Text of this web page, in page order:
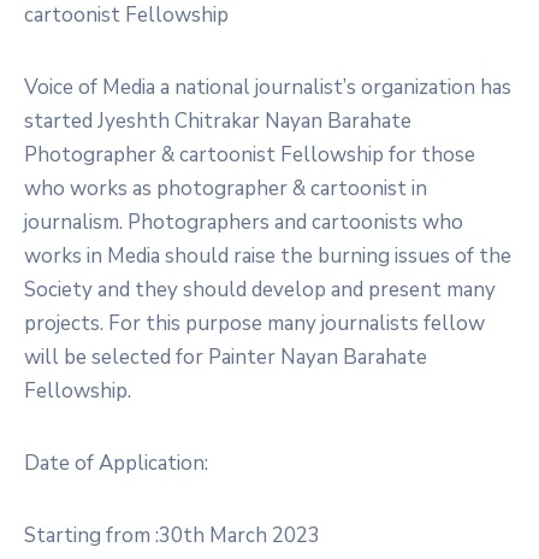
cartoonist Fellowship
Voice of Media a national journalist’s organization has
started Jyeshth Chitrakar Nayan Barahate
Photographer & cartoonist Fellowship for those
who works as photographer & cartoonist in
journalism. Photographers and cartoonists who
works in Media should raise the burning issues of the
Society and they should develop and present many
projects. For this purpose many journalists fellow
will be selected for Painter Nayan Barahate
Fellowship.
Date of Application:
Starting from :30th March 2023